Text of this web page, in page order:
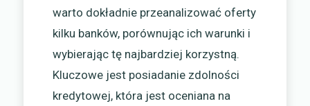
warto dokładnie przeanalizować oferty
kilku banków, porównując ich warunki i
wybierając tę najbardziej korzystną.
Kluczowe jest posiadanie zdolności
kredytowej, która jest oceniana na